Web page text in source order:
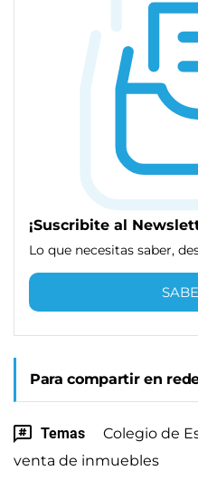
¡Suscribite al
Lo que necesitas saber,
Para compartir en
Temas Colegio de
venta de inmuebles